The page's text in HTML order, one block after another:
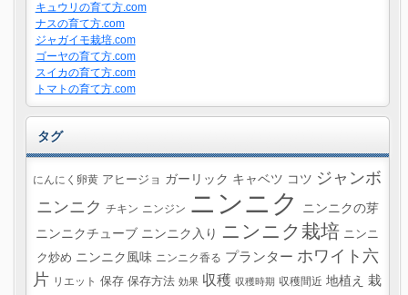
キュウリの育て方.com
ナスの育て方.com
ジャガイモ栽培.com
ゴーヤの育て方.com
スイカの育て方.com
トマトの育て方.com
タグ
にんにく卵黄 アヒージョ ガーリック キャベツ コツ ジャンボ
ニンニク チキン ニンジン ニンニク
ニンニクの芽
ニンニクチューブ ニンニク入り ニンニク栽培 ニンニ
ク炒め ニンニク風味 ニンニク香る プランター ホワイト六
片 リエット 保存 保存方法 効果 収穫 収穫時期 収穫間近 地植え 栽